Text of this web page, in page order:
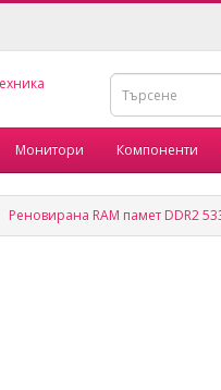
Монитори Компоненти
Реновирана RAM памет DDR2